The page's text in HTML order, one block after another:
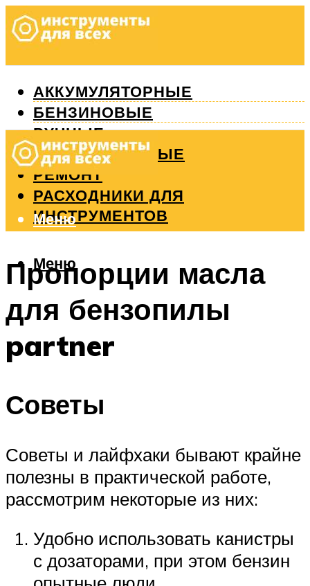
АККУМУЛЯТОРНЫЕ
БЕНЗИНОВЫЕ
РУЧНЫЕ
ИЗМЕРИТЕЛЬНЫЕ
РЕМОНТ
РАСХОДНИКИ ДЛЯ
ИНСТРУМЕНТОВ
Меню
Меню
Пропорции масла
для бензопилы
partner
Советы
Советы и лайфхаки бывают крайне
полезны в практической работе,
рассмотрим некоторые из них:
Удобно использовать канистры
с дозаторами, при этом бензин